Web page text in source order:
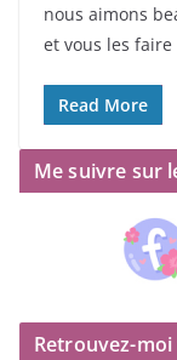
nous aimons
et vous les faire
Read More
Me suivre sur
Retrouvez-moi